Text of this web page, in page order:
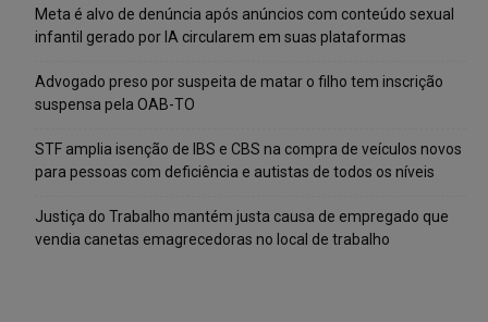
Meta é alvo de denúncia após anúncios com conteúdo sexual
infantil gerado por IA circularem em suas plataformas
Advogado preso por suspeita de matar o filho tem inscrição
suspensa pela OAB-TO
STF amplia isenção de IBS e CBS na compra de veículos novos
para pessoas com deficiência e autistas de todos os níveis
Justiça do Trabalho mantém justa causa de empregado que
vendia canetas emagrecedoras no local de trabalho